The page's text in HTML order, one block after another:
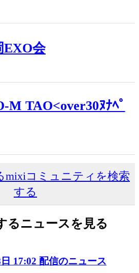
EXO会
M TAO<over30ﾇﾅﾍﾟ
mixiコミュニティを検索
する
るニュースを見る
17:02 配信のニュース